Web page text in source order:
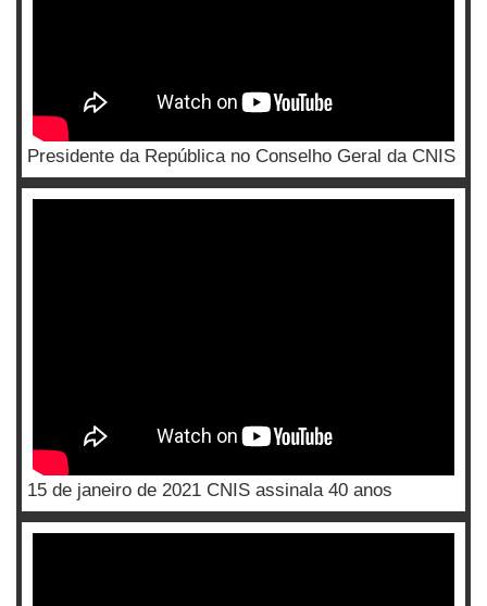
Presidente da República no Conselho Geral da CNIS
15 de janeiro de 2021 CNIS assinala 40 anos